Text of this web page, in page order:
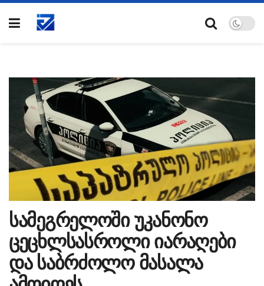
სამეგრელოში უკანონო
ცეცხლსასროლი იარაღები
და საბრძოლო მასალა